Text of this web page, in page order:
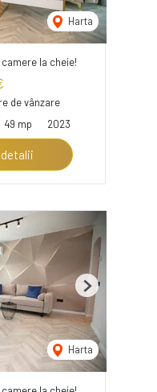
Harta
la cheie!
de vânzare
49 mp 2023
Harta
Next